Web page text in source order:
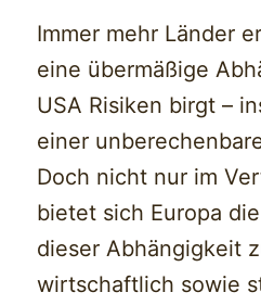
Immer mehr Länder
eine übermäßige
USA Risiken birgt –
einer
Doch nicht nur im
bietet sich Europa
dieser Abhängigkeit
wirtschaftlich sowie